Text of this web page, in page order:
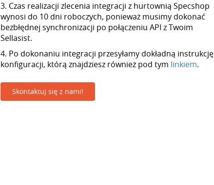
3. Czas realizacji zlecenia integracji z hurtownią Specshop
wynosi do 10 dni roboczych, ponieważ musimy dokonać
bezbłędnej synchronizacji po połączeniu API z Twoim
Sellasist.
4. Po dokonaniu integracji przesyłamy dokładną instrukcję
konfiguracji, którą znajdziesz również pod tym linkiem.
Skontaktuj się z nami!